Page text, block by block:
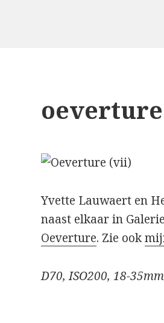
oeverture
Yvette Lauwaert en
naast elkaar in
Oeverture. Zie ook
D70, ISO200, 18-